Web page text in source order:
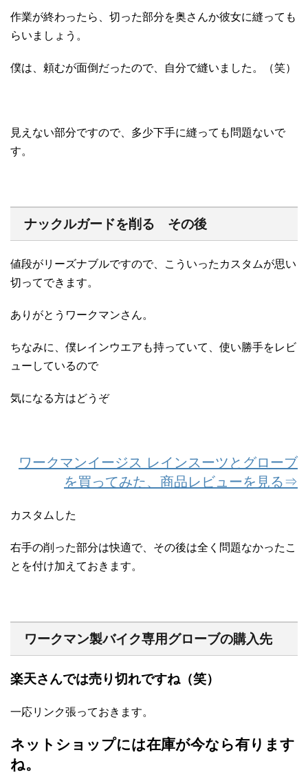
作業が終わったら、切った部分を奥さんか彼女に縫っても
らいましょう。
僕は、頼むが面倒だったので、自分で縫いました。（笑）
見えない部分ですので、多少下手に縫っても問題ないで
す。
ナックルガードを削る その後
値段がリーズナブルですので、こういったカスタムが思い
切ってできます。
ありがとうワークマンさん。
ちなみに、僕レインウエアも持っていて、使い勝手をレビ
ューしているので
気になる方はどうぞ
ワークマンイージス レインスーツとグローブ
を買ってみた、商品レビューを見る⇒
カスタムした
右手の削った部分は快適で、その後は全く問題なかったこ
とを付け加えておきます。
ワークマン製バイク専用グローブの購入先
楽天さんでは売り切れですね（笑）
一応リンク張っておきます。
ネットショップには在庫が今なら有ります
ね。